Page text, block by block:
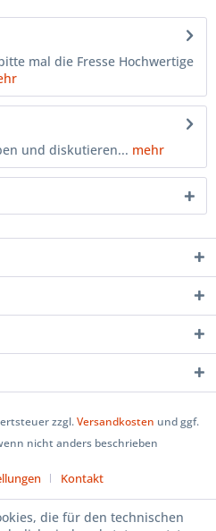
mal die Fresse Hochwertige
und diskutieren... mehr
zzgl.Versandkosten und ggf.
nicht anders beschrieben
Kontakt
die für den technischen